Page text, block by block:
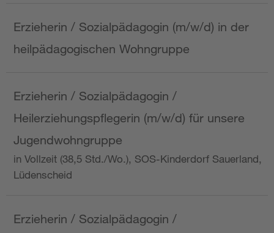
Erzieherin / Sozialpädagogin (m/w/d) in der
heilpädagogischen Wohngruppe
Erzieherin / Sozialpädagogin /
Heilerziehungspflegerin (m/w/d) für unsere
Jugendwohngruppe
in Vollzeit (38,5 Std./Wo.), SOS-Kinderdorf Sauerland,
Lüdenscheid
Erzieherin / Sozialpädagogin /